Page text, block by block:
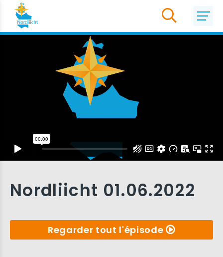
Nordliicht 01.06.2022
Regarder tout l'épisode